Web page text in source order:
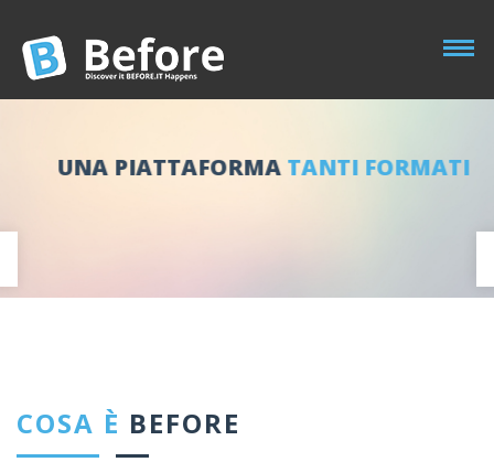
UNA PIATTAFORMA TANTI FORMATI
COSA È BEFORE